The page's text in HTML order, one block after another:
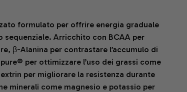
formulato per offrire energia graduale
sequenziale. Arricchito con BCAA per
β-Alanina per contrastare l’accumulo di
per ottimizzare l’uso dei grassi come
per migliorare la resistenza durante
minerali come magnesio e potassio per